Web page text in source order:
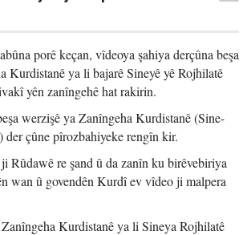
porê keçan, vîdeoya şahiya derçûna beşa
Kurdistanê ya li bajarê Sineyê yê Rojhilatê
yên zanîngehê hat rakirin.
werzişê ya Zanîngeha Kurdistanê (Sine-
çûne pîrozbahiyeke rengîn kir.
Rûdawê re şand û da zanîn ku birêvebiriya
wan û govendên Kurdî ev vîdeo ji malpera
Kurdistanê ya li Sineya Rojhilatê